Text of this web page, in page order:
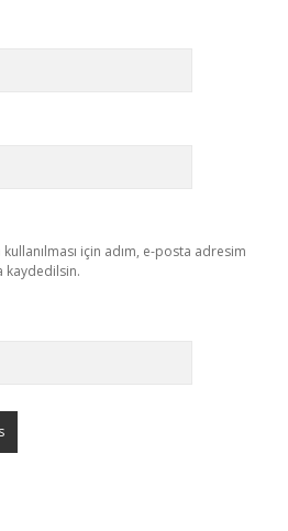
için adım, e-posta adresim
kaydedilsin.